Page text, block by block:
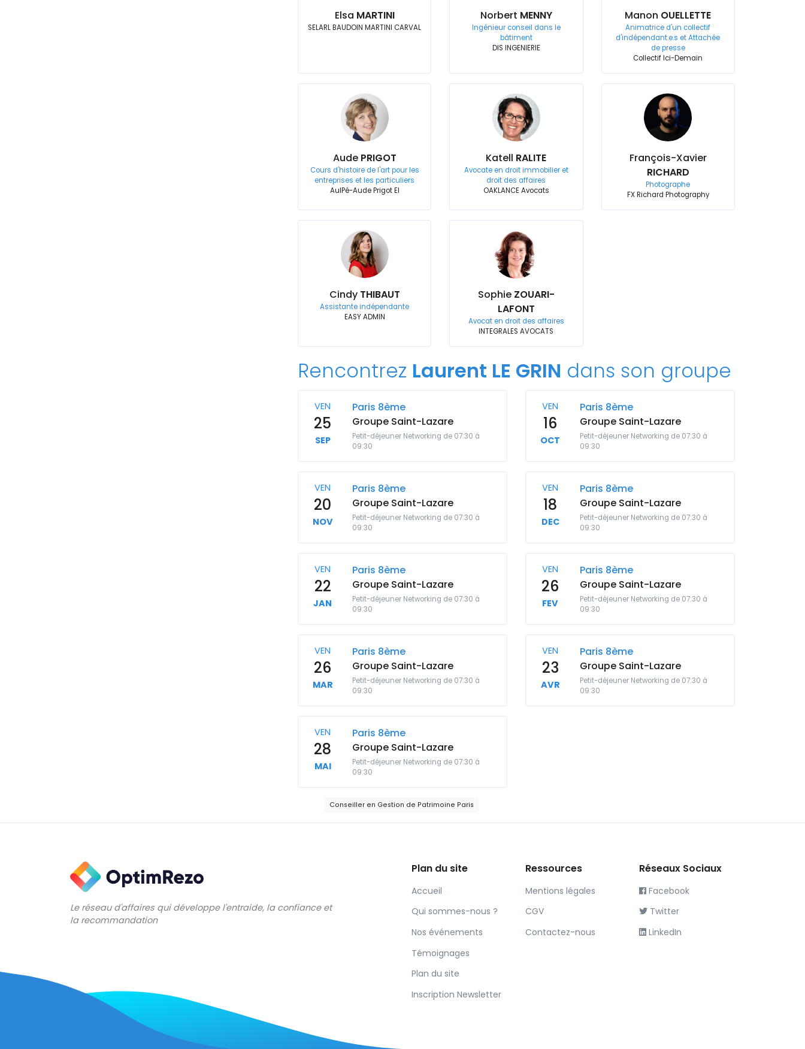
Elsa MARTINI
SELARL BAUDOIN MARTINI CARVAL
Norbert MENNY
Ingénieur conseil dans le
bâtiment
DIS INGENIERIE
Manon OUELLETTE
Animatrice d'un collectif
d'indépendant.e.s et Attachée
de presse
Collectif Ici-Demain
Aude PRIGOT
Cours d'histoire de l'art pour les
entreprises et les particuliers
AulPé-Aude Prigot EI
Katell RALITE
Avocate en droit immobilier et
droit des affaires
OAKLANCE Avocats
François-Xavier
RICHARD
Photographe
FX Richard Photography
Cindy THIBAUT
Assistante indépendante
EASY ADMIN
Sophie ZOUARI-
LAFONT
Avocat en droit des affaires
INTEGRALES AVOCATS
Rencontrez Laurent LE GRIN dans son groupe
VEN
25
SEP
Paris 8ème
Groupe Saint-Lazare
Petit-déjeuner Networking de 07:30 à
09:30
VEN
16
OCT
Paris 8ème
Groupe Saint-Lazare
Petit-déjeuner Networking de 07:30 à
09:30
VEN
20
NOV
Paris 8ème
Groupe Saint-Lazare
Petit-déjeuner Networking de 07:30 à
09:30
VEN
18
DEC
Paris 8ème
Groupe Saint-Lazare
Petit-déjeuner Networking de 07:30 à
09:30
VEN
22
JAN
Paris 8ème
Groupe Saint-Lazare
Petit-déjeuner Networking de 07:30 à
09:30
VEN
26
FEV
Paris 8ème
Groupe Saint-Lazare
Petit-déjeuner Networking de 07:30 à
09:30
VEN
26
MAR
Paris 8ème
Groupe Saint-Lazare
Petit-déjeuner Networking de 07:30 à
09:30
VEN
23
AVR
Paris 8ème
Groupe Saint-Lazare
Petit-déjeuner Networking de 07:30 à
09:30
VEN
28
MAI
Paris 8ème
Groupe Saint-Lazare
Petit-déjeuner Networking de 07:30 à
09:30
Conseiller en Gestion de Patrimoine Paris
Le réseau d'affaires qui développe l'entraide, la confiance et
la recommandation
Plan du site
Accueil
Qui sommes-nous ?
Nos événements
Témoignages
Plan du site
Inscription Newsletter
Ressources
Mentions légales
CGV
Contactez-nous
Réseaux Sociaux
Facebook
Twitter
LinkedIn